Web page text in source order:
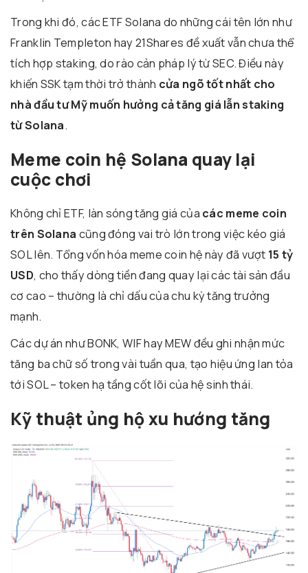
Trong khi đó, các ETF Solana do những cái tên lớn như
Franklin Templeton hay 21Shares đề xuất vẫn chưa thể
tích hợp staking, do rào cản pháp lý từ SEC. Điều này
khiến SSK tạm thời trở thành cửa ngõ tốt nhất cho
nhà đầu tư Mỹ muốn hưởng cả tăng giá lẫn staking
từ Solana.
Meme coin hệ Solana quay lại
cuộc chơi
Không chỉ ETF, làn sóng tăng giá của các meme coin
trên Solana cũng đóng vai trò lớn trong việc kéo giá
SOL lên. Tổng vốn hóa meme coin hệ này đã vượt 15 tỷ
USD, cho thấy dòng tiền đang quay lại các tài sản đầu
cơ cao – thường là chỉ dấu của chu kỳ tăng trưởng
mạnh.
Các dự án như BONK, WIF hay MEW đều ghi nhận mức
tăng ba chữ số trong vài tuần qua, tạo hiệu ứng lan tỏa
tới SOL – token hạ tầng cốt lõi của hệ sinh thái.
Kỹ thuật ủng hộ xu hướng tăng